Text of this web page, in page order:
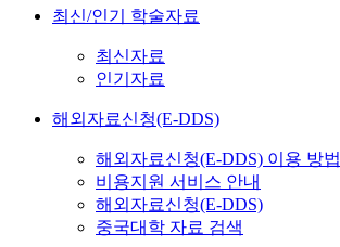
최신/인기 학술자료
최신자료
인기자료
해외자료신청(E-DDS)
해외자료신청(E-DDS) 이용 방법
비용지원 서비스 안내
해외자료신청(E-DDS)
중국대학 자료 검색